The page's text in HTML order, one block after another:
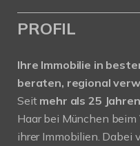
PROFIL
Ihre Immobilie in
beraten, regional
Seit mehr als 25 Jahren
Haar bei München beim
ihrer Immobilien. Dabei